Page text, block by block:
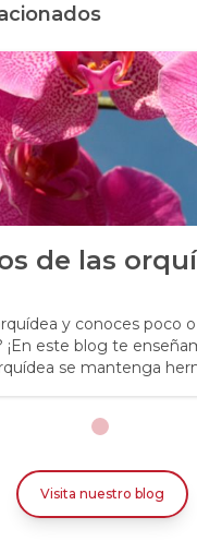
de las
y conoces poco
¡En este blog te
se mantenga
Visita nuestro blog